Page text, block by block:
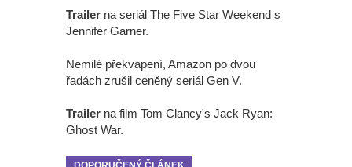
Trailer na seriál The Five Star Weekend s
Jennifer Garner.
Nemilé překvapení, Amazon po dvou
řadách zrušil ceněný seriál Gen V.
Trailer na film Tom Clancy's Jack Ryan:
Ghost War.